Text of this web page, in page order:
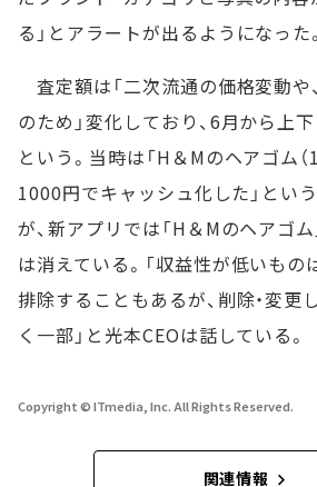
る」とアラートが出るようになった。
査定額は「二次流通の価格変動や
のため」変化しており、6月から上
という。当時は「H＆Mのヘアゴム
1000円でキャッシュ化した」とい
が、新アプリでは「H＆Mのヘアゴ
は消えている。「収益性が低いも
排除することもあるが、削除・変更
く一部」と光本CEOは話している。
Copyright © ITmedia, Inc. All Rights Reserved.
関連情報